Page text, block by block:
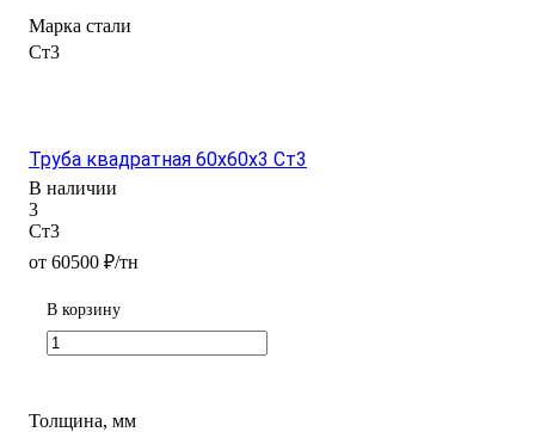
Марка стали
Ст3
Труба квадратная 60х60х3 Ст3
В наличии
3
Ст3
от 60500 ₽/тн
В корзину
Толщина, мм